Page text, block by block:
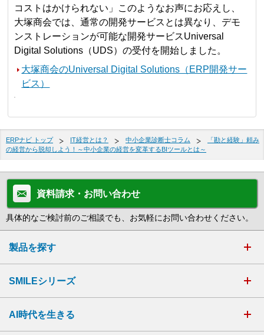
コストはかけられない」このようなお声にお応えし、
大塚商会では、通常の開発サービスとは異なり、デモ
ンストレーションが可能な開発サービスUniversal
Digital Solutions（UDS）の受付を開始しました。
大塚商会のUniversal Digital Solutions（ERP開発サー
ビス）
ERPナビ トップ IT経営とは？ 中小企業診断士コラム
「勘と経験」頼み
の経営から脱却しよう！～中小企業の経営を変革するBIツールとは～
資料請求・お問い合わせ
具体的なご検討前のご相談でも、お気軽にお問い合わせください。
製品を探す
SMILEシリーズ
AI時代を生きる